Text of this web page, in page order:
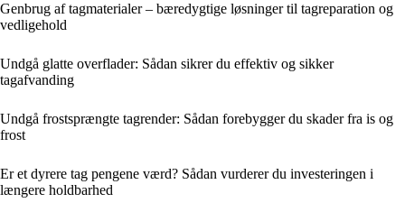
Genbrug af tagmaterialer – bæredygtige løsninger til tagreparation og
vedligehold
Undgå glatte overflader: Sådan sikrer du effektiv og sikker
tagafvanding
Undgå frostsprængte tagrender: Sådan forebygger du skader fra is og
frost
Er et dyrere tag pengene værd? Sådan vurderer du investeringen i
længere holdbarhed